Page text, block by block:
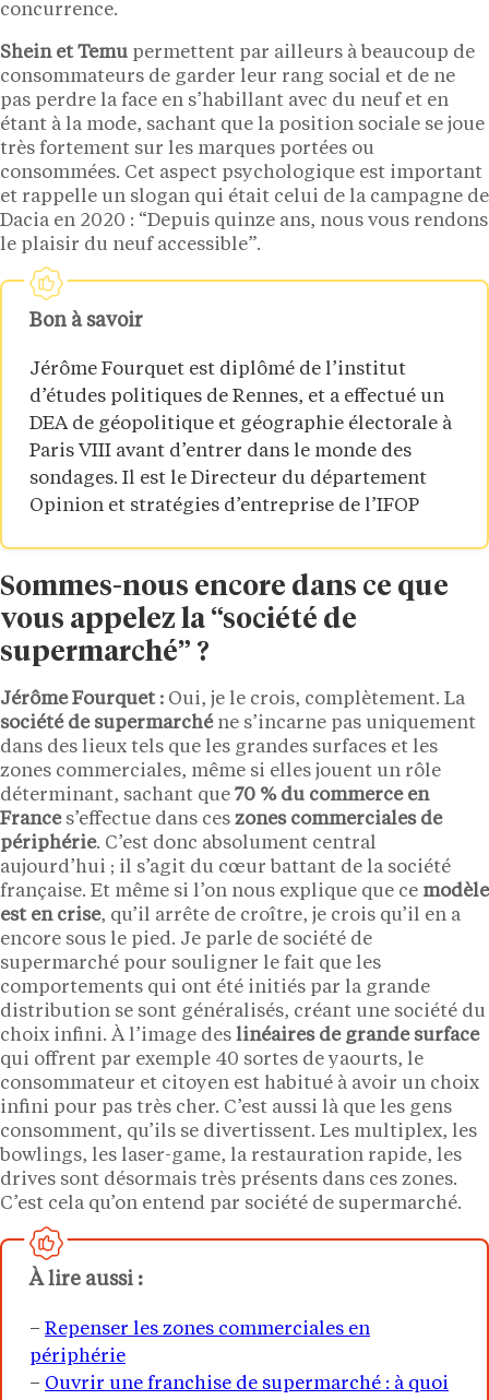
concurrence.
Shein et Temu permettent par ailleurs à beaucoup de
consommateurs de garder leur rang social et de ne
pas perdre la face en s’habillant avec du neuf et en
étant à la mode, sachant que la position sociale se joue
très fortement sur les marques portées ou
consommées. Cet aspect psychologique est important
et rappelle un slogan qui était celui de la campagne de
Dacia en 2020 : “Depuis quinze ans, nous vous rendons
le plaisir du neuf accessible”.
Bon à savoir
Jérôme Fourquet est diplômé de l’institut
d’études politiques de Rennes, et a effectué un
DEA de géopolitique et géographie électorale à
Paris VIII avant d’entrer dans le monde des
sondages. Il est le Directeur du département
Opinion et stratégies d’entreprise de l’IFOP
Sommes-nous encore dans ce que
vous appelez la “société de
supermarché” ?
Jérôme Fourquet : Oui, je le crois, complètement. La
société de supermarchéne s’incarne pas uniquement
dans des lieux tels que les grandes surfaces et les
zones commerciales, même si elles jouent un rôle
déterminant, sachant que 70 % du commerce en
France s’effectue dans ces zones commerciales de
périphérie. C’est donc absolument central
aujourd’hui ; il s’agit du cœur battant de la société
française. Et même si l’on nous explique que ce modèle
est en crise, qu’il arrête de croître, je crois qu’il en a
encore sous le pied. Je parle de société de
supermarché pour souligner le fait que les
comportements qui ont été initiés par la grande
distribution se sont généralisés, créant une société du
choix infini. À l’image des linéaires de grande surface
qui offrent par exemple 40 sortes de yaourts, le
consommateur et citoyen est habitué à avoir un choix
infini pour pas très cher. C’est aussi là que les gens
consomment, qu’ils se divertissent. Les multiplex, les
bowlings, les laser-game, la restauration rapide, les
drives sont désormais très présents dans ces zones.
C’est cela qu’on entend par société de supermarché.
À lire aussi :
– Repenser les zones commerciales en
périphérie
– Ouvrir une franchise de supermarché : à quoi